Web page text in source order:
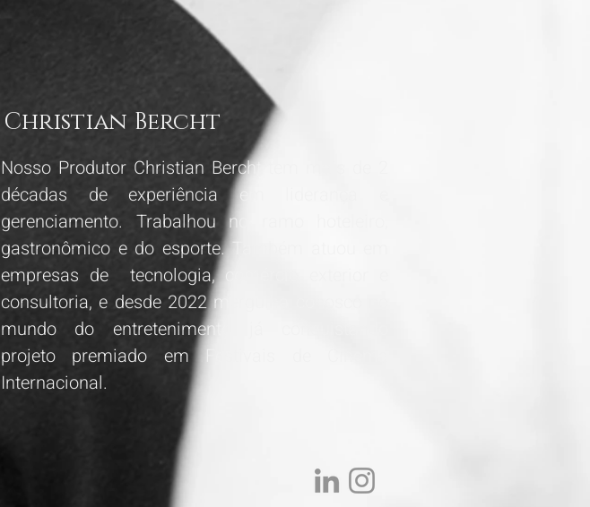
Christian Bercht
Nosso Produtor Christian Bercht tem mais de 2
décadas de experiência em liderança e
gerenciamento. Trabalhou no ramo hoteleiro,
gastronômico e do esporte. Também atuou em
empresas de tecnologia, comércio exterior e
consultoria, e desde 2022 mergulha conosco no
mundo do entretenimento já conquistando
projeto premiado em Festivais de Cinema
Internacional.